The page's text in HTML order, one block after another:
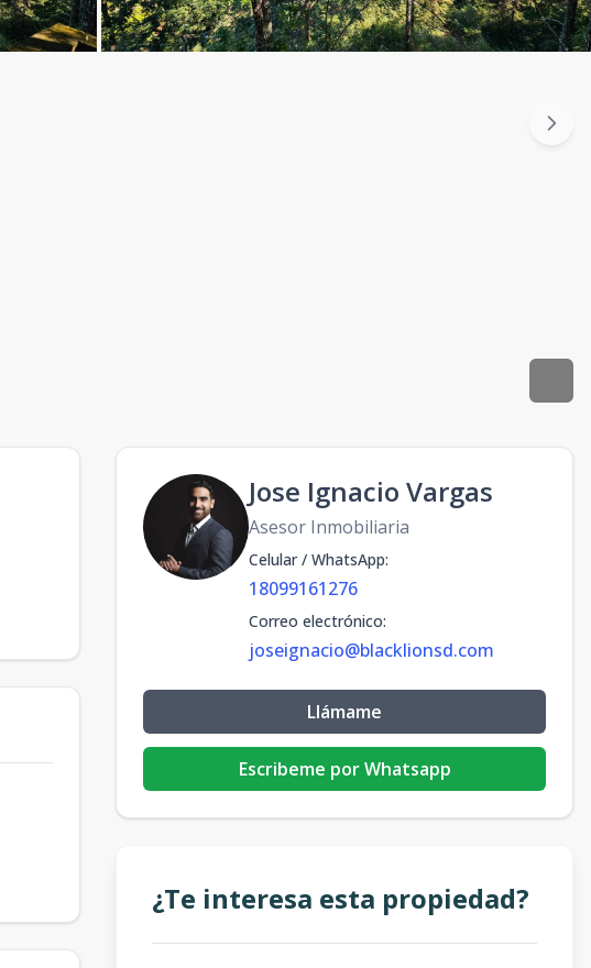
Jose Ignacio Vargas
Asesor Inmobiliaria
Celular / WhatsApp:
18099161276
Correo electrónico:
joseignacio@blacklionsd.com
Llámame
Escribeme por Whatsapp
¿Te interesa esta propiedad?